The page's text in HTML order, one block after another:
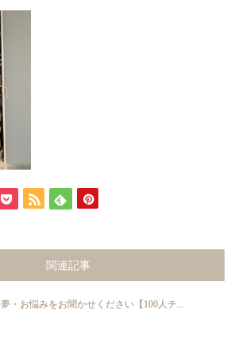
関連記事
夢・お悩みをお聞かせください【100人チ...